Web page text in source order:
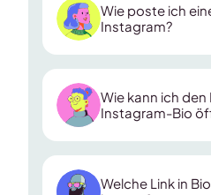
Wie poste ich
Instagram?
Wie kann ich den
Instagram-Bio
Welche Link in